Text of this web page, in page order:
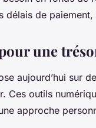
délais de
une
aujourd’hui sur
Ces outils
approche